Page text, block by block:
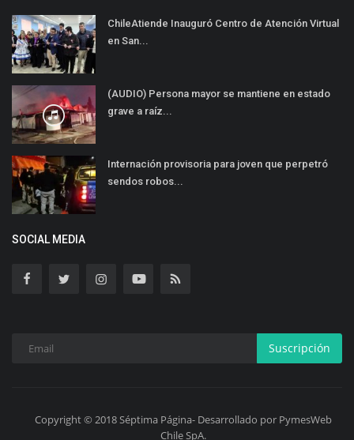
ChileAtiende Inauguró Centro de Atención Virtual
en San...
(AUDIO) Persona mayor se mantiene en estado
grave a raíz...
Internación provisoria para joven que perpetró
sendos robos...
SOCIAL MEDIA
Suscripción
Copyright © 2018 Séptima Página- Desarrollado por PymesWeb
Chile SpA.